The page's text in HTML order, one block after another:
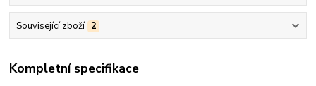
Související zboží 2
Kompletní specifikace